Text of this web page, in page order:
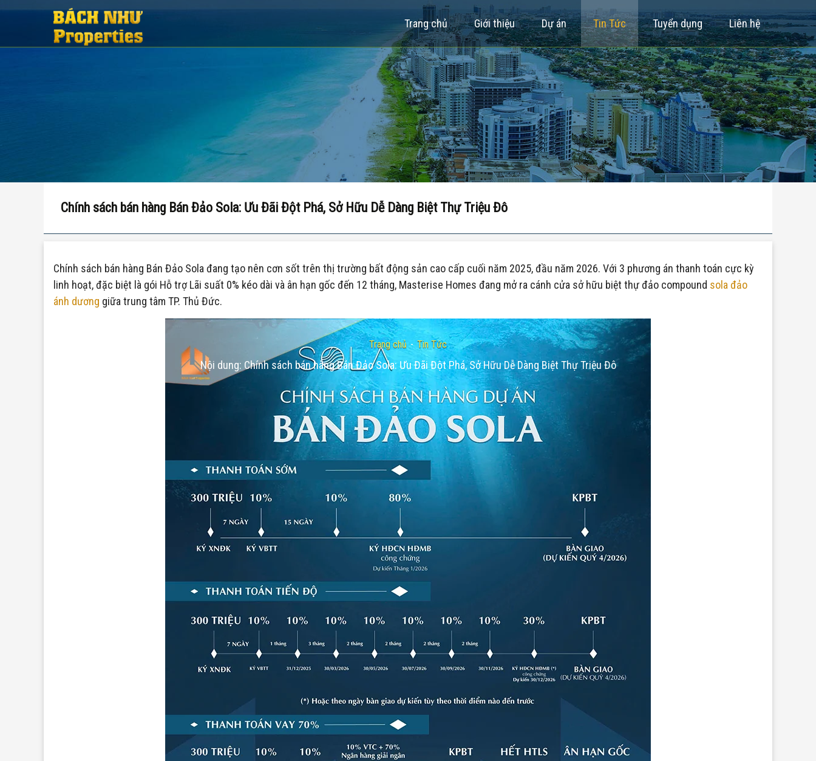
Trang chủ Giới thiệu Dự án Tin Tức Tuyển dụng Liên hệ
Trang chủ - Tin Tức
Nội dung: Chính sách bán hàng Bán Đảo Sola: Ưu Đãi Đột Phá, Sở Hữu Dễ Dàng Biệt Thự Triệu Đô
Chính sách bán hàng Bán Đảo Sola: Ưu Đãi Đột Phá, Sở Hữu Dễ Dàng Biệt Thự Triệu Đô
Chính sách bán hàng Bán Đảo Sola đang tạo nên cơn sốt trên thị trường bất động sản cao cấp cuối năm 2025, đầu năm 2026. Với 3 phương án thanh toán cực kỳ
linh hoạt, đặc biệt là gói Hỗ trợ Lãi suất 0% kéo dài và ân hạn gốc đến 12 tháng, Masterise Homes đang mở ra cánh cửa sở hữu biệt thự đảo compound sola đảo
ánh dương giữa trung tâm TP. Thủ Đức.